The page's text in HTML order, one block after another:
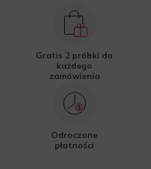
Gratis 2 próbki do
każdego
zamówienia
Odroczone
płatności